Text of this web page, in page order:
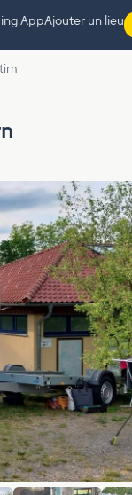
AppAjouter un lieu